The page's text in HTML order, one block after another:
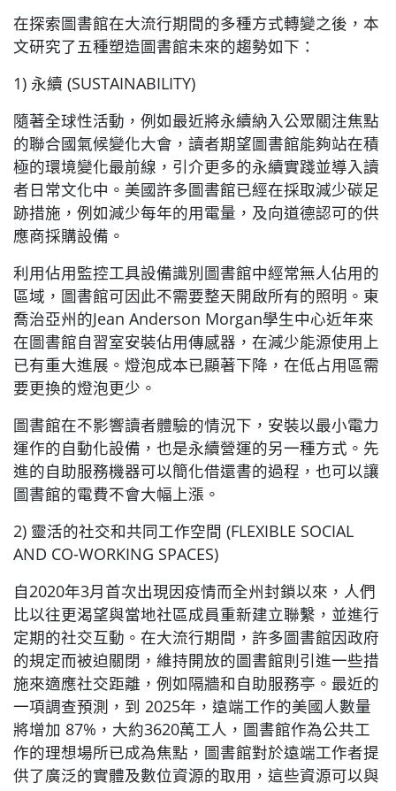
在探索圖書館在大流行期間的多種方式轉變之後，本
文研究了五種塑造圖書館未來的趨勢如下：
1) 永續 (SUSTAINABILITY)
隨著全球性活動，例如最近將永續納入公眾關注焦點
的聯合國氣候變化大會，讀者期望圖書館能夠站在積
極的環境變化最前線，引介更多的永續實踐並導入讀
者日常文化中。美國許多圖書館已經在採取減少碳足
跡措施，例如減少每年的用電量，及向道德認可的供
應商採購設備。
利用佔用監控工具設備識別圖書館中經常無人佔用的
區域，圖書館可因此不需要整天開啟所有的照明。東
喬治亞州的Jean Anderson Morgan學生中心近年來
在圖書館自習室安裝佔用傳感器，在減少能源使用上
已有重大進展。燈泡成本已顯著下降，在低占用區需
要更換的燈泡更少。
圖書館在不影響讀者體驗的情況下，安裝以最小電力
運作的自動化設備，也是永續營運的另一種方式。先
進的自助服務機器可以簡化借還書的過程，也可以讓
圖書館的電費不會大幅上漲。
2) 靈活的社交和共同工作空間 (FLEXIBLE SOCIAL
AND CO-WORKING SPACES)
自2020年3月首次出現因疫情而全州封鎖以來，人們
比以往更渴望與當地社區成員重新建立聯繫，並進行
定期的社交互動。在大流行期間，許多圖書館因政府
的規定而被迫關閉，維持開放的圖書館則引進一些措
施來適應社交距離，例如隔牆和自助服務亭。最近的
一項調查預測，到 2025年，遠端工作的美國人數量
將增加 87%，大約3620萬工人，圖書館作為公共工
作的理想場所已成為焦點，圖書館對於遠端工作者提
供了廣泛的實體及數位資源的取用，這些資源可以與